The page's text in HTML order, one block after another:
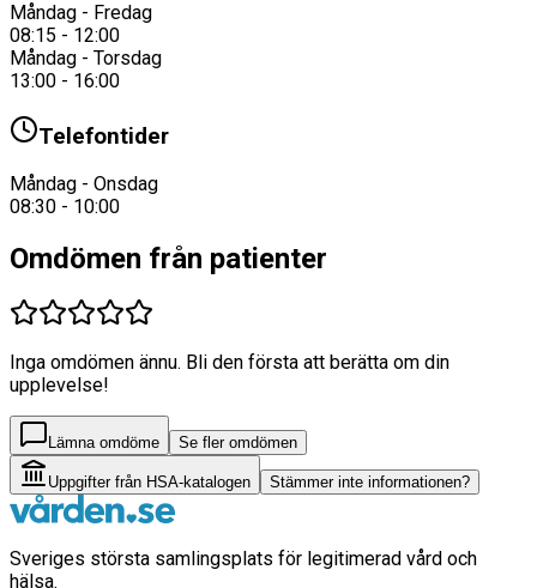
Måndag - Fredag
08:15 - 12:00
Måndag - Torsdag
13:00 - 16:00
Telefontider
Måndag - Onsdag
08:30 - 10:00
Omdömen från patienter
Inga omdömen ännu. Bli den första att berätta om din
upplevelse!
Lämna omdöme Se fler omdömen
Uppgifter från HSA-katalogen Stämmer inte informationen?
Sveriges största samlingsplats för legitimerad vård och
hälsa.